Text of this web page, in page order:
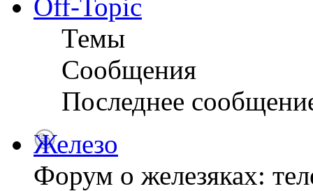
Off-Topic
Темы
Сообщения
Последнее
Железо
Форум о железяках: